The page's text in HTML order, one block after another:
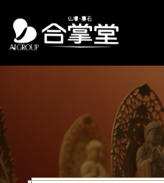
テ
ン
ス
キ
ッ
プ